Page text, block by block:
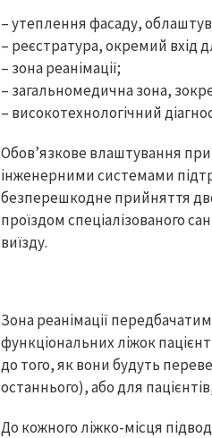
– утеплення фасаду,
– реєстратура, окремий вхід
– зона реанімації;
– загальномедична зона,
– високотехнологічний
Обов’язкове влаштування
інженерними системами
безперешкодне прийняття
проїздом спеціалізованого
виїзду.
Зона реанімації
функціональних ліжок
до того, як вони будуть
останнього), або для
До кожного ліжко-місця